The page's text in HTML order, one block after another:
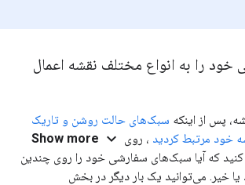
را به انواع مختلف نقشه اعمال
از اینکهسبک‌های حالت روشن و تاریک
مرتبط کردید، رویexpand_more
Show more
که آیا سبک‌های سفارشی خود را روی چندین
می‌توانید یک بار دیگر در بخش